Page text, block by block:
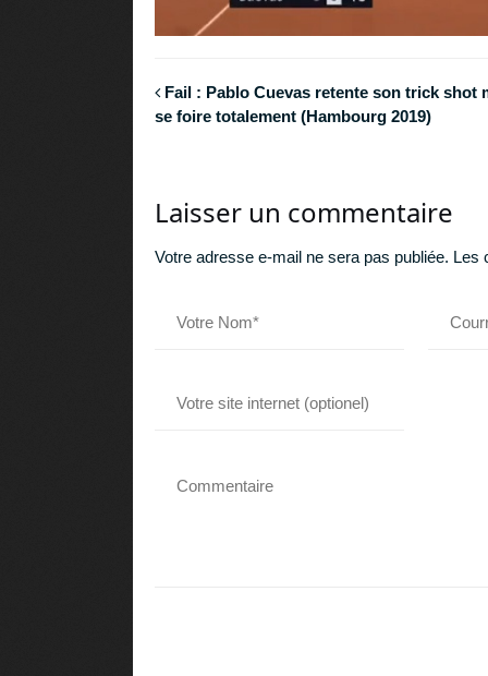
Fail : Pablo Cuevas retente son trick shot
se foire totalement (Hambourg 2019)
Laisser un commentaire
Votre adresse e-mail ne sera pas publiée. Les